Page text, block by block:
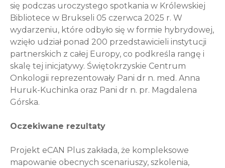
się podczas uroczystego spotkania w Królewskiej
Bibliotece w Brukseli 05 czerwca 2025 r. W
wydarzeniu, które odbyło się w formie hybrydowej,
wzięło udział ponad 200 przedstawicieli instytucji
partnerskich z całej Europy, co podkreśla rangę i
skalę tej inicjatywy. Świętokrzyskie Centrum
Onkologii reprezentowały Pani dr n. med. Anna
Huruk-Kuchinka oraz Pani dr n. pr. Magdalena
Górska.
Oczekiwane rezultaty
Projekt eCAN Plus zakłada, że kompleksowe
mapowanie obecnych scenariuszy, szkolenia,